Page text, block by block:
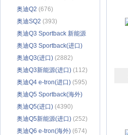
奥迪Q2 (676)
奥迪SQ2 (393)
奥迪Q3 Sportback 新能源
(进口)(35)
奥迪Q3 Sportback(进口)
(103)
奥迪Q3(进口) (2882)
奥迪Q3新能源(进口) (112)
奥迪Q4 e-tron(进口) (595)
奥迪Q5 Sportback(海外)
(23)
奥迪Q5(进口) (4390)
奥迪Q5新能源(进口) (252)
奥迪Q6 e-tron(海外) (674)